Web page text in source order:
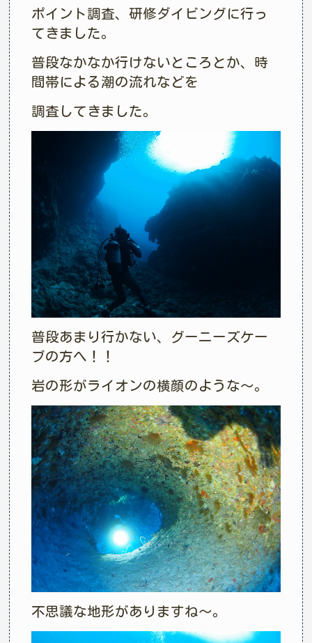
ポイント調査、研修ダイビングに行っ
てきました。
普段なかなか行けないところとか、時
間帯による潮の流れなどを
調査してきました。
普段あまり行かない、グーニーズケー
ブの方へ！！
岩の形がライオンの横顔のような～。
不思議な地形がありますね～。